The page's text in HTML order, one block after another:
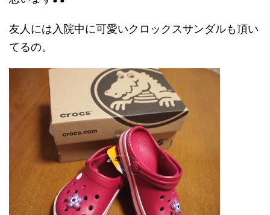
友人には入院中に可愛いクロックスサンダルも頂い
てるの。